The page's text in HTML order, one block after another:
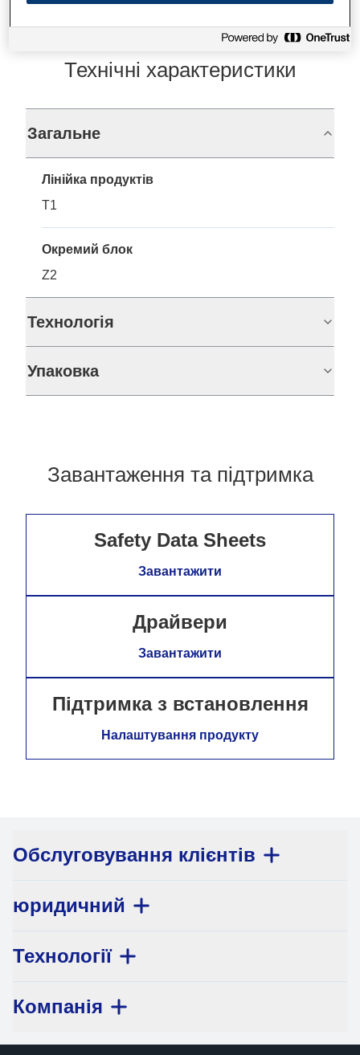
Технічні характеристики
Загальне
Лінійка продуктів
T1
Окремий блок
Z2
Технологія
Упаковка
Завантаження та підтримка
Safety Data Sheets
Завантажити
Драйвери
Завантажити
Підтримка з встановлення
Налаштування продукту
Обслуговування клієнтів
юридичний
Технології
Компанія